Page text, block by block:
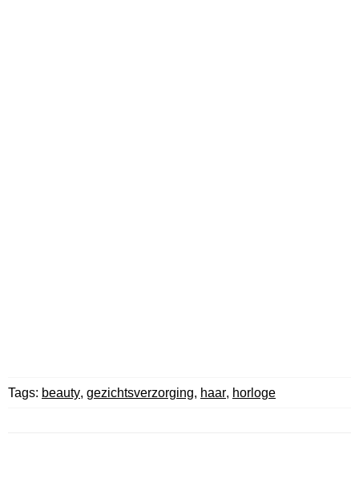
Tags: beauty, gezichtsverzorging, haar, horloge